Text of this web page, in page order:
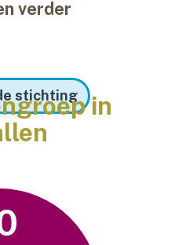
verder
stichting
in